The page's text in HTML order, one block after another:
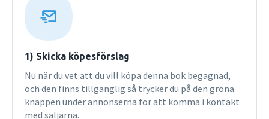
1) Skicka köpesförslag
Nu när du vet att du vill köpa denna bok begagnad,
och den finns tillgänglig så trycker du på den gröna
knappen under annonserna för att komma i kontakt
med säljarna.